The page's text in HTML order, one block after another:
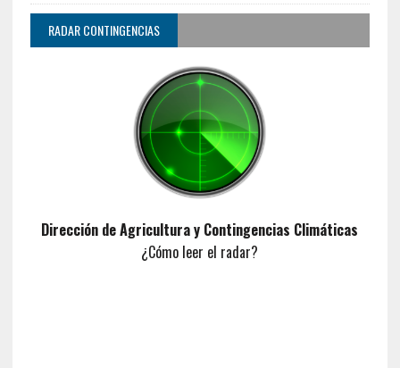
RADAR CONTINGENCIAS
Dirección de Agricultura y Contingencias Climáticas
¿Cómo leer el radar?